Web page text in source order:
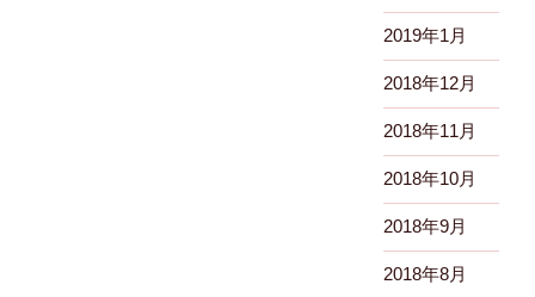
2019年1月
2018年12月
2018年11月
2018年10月
2018年9月
2018年8月